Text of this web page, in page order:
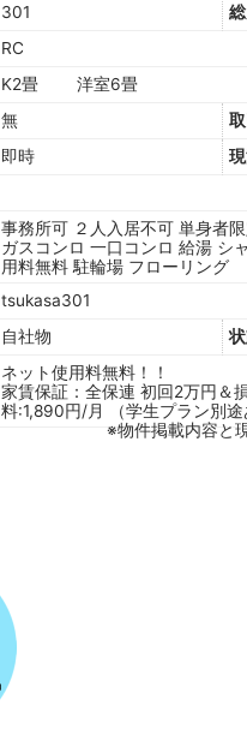
301
RC
K2畳 洋室6畳
無
即時
事務所可 ２人入居不可 単身者
ガスコンロ 一口コンロ 給湯 シ
用料無料 駐輪場 フローリング
tsukasa301
自社物
ネット使用料無料！！
家賃保証：全保連 初回2万円＆
料:1,890円/月 （学生プラン別途
※物件掲載内容と